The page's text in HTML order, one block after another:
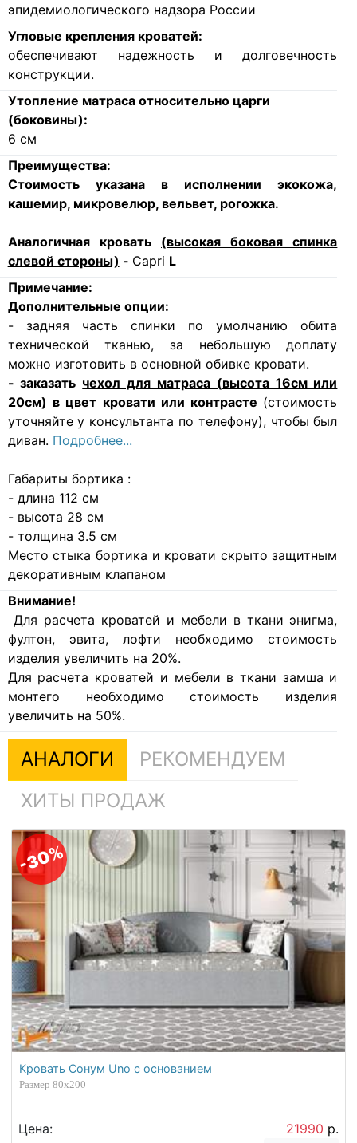
эпидемиологического надзора России
Угловые крепления кроватей:
обеспечивают надежность и долговечность
конструкции.
Утопление матраса относительно царги
(боковины):
6 см
Преимущества:
Стоимость указана в исполнении экокожа,
кашемир, микровелюр, вельвет, рогожка.
Аналогичная кровать (высокая боковая спинка
слевой стороны) - Capri L
Примечание:
Дополнительные опции:
- задняя часть спинки по умолчанию обита
технической тканью, за небольшую доплату
можно изготовить в основной обивке кровати.
- заказать чехол для матраса (высота 16см или
20см) в цвет кровати или контрасте (стоимость
уточняйте у консультанта по телефону), чтобы был
диван. Подробнее...
Габариты бортика :
- длина 112 см
- высота 28 см
- толщина 3.5 см
Место стыка бортика и кровати скрыто защитным
декоративным клапаном
Внимание!
Для расчета кроватей и мебели в ткани энигма,
фултон, эвита, лофти необходимо стоимость
изделия увеличить на 20%.
Для расчета кроватей и мебели в ткани замша и
монтего необходимо стоимость изделия
увеличить на 50%.
АНАЛОГИ
РЕКОМЕНДУЕМ
ХИТЫ ПРОДАЖ
-30%
Кровать Сонум Uno с основанием
Размер 80х200
Цена: 21990 р.